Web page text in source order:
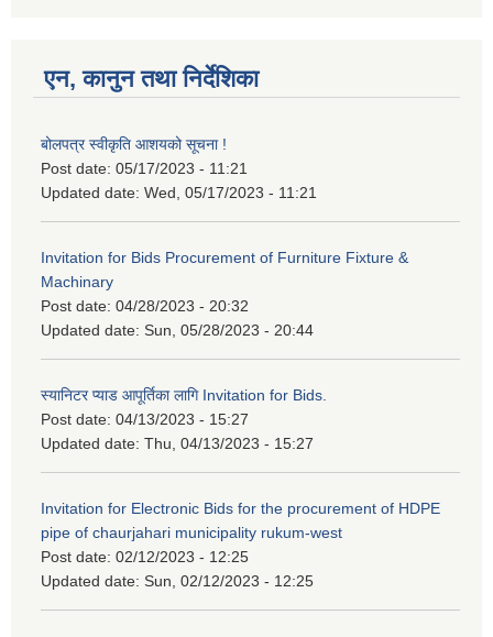
एन, कानुन तथा निर्देशिका
बोलपत्र स्वीकृति आशयको सूचना !
Post date: 05/17/2023 - 11:21
Updated date: Wed, 05/17/2023 - 11:21
Invitation for Bids Procurement of Furniture Fixture &
Machinary
Post date: 04/28/2023 - 20:32
Updated date: Sun, 05/28/2023 - 20:44
स्यानिटर प्याड आपूर्तिका लागि Invitation for Bids.
Post date: 04/13/2023 - 15:27
Updated date: Thu, 04/13/2023 - 15:27
Invitation for Electronic Bids for the procurement of HDPE
pipe of chaurjahari municipality rukum-west
Post date: 02/12/2023 - 12:25
Updated date: Sun, 02/12/2023 - 12:25